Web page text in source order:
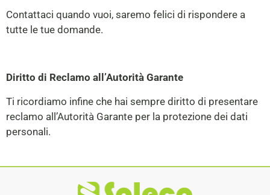
Contattaci quando vuoi, saremo felici di rispondere a
tutte le tue domande.
Diritto di Reclamo all’Autorità Garante
Ti ricordiamo infine che hai sempre diritto di presentare
reclamo all’Autorità Garante per la protezione dei dati
personali.